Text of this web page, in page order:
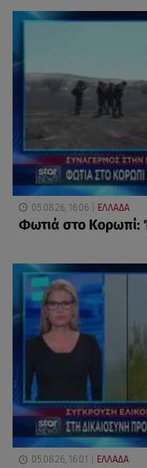
05.08.26, 16:06 ΕΛΛΑΔΑ
Φωτιά στο Κορωπί:
05.08.26, 16:01 ΕΛΛΑΔΑ